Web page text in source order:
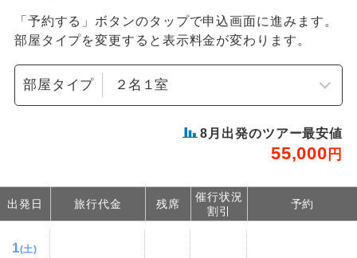
「予約する」ボタンのタップで申込画面に進みます。
部屋タイプを変更すると表示料金が変わります。
部屋タイプ
8 月出発のツアー最安値
55,000 円
出発日 旅行代金 残席
催行状況
割引
予約
1(土)